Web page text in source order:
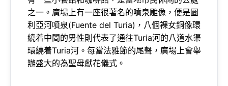
之一。廣場上有一座很著名的噴泉雕像，便是圖
利亞河噴泉(Fuente del Turia)，八個裸女銅像環
繞着中間的男性則代表了通往Turia河的八道水渠
環繞着Turia河。每當法雅節的尾聲，廣場上會舉
辦盛大的為聖母獻花儀式。